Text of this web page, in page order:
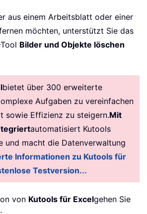
aus einem Arbeitsblatt oder einer
möchten, unterstützt Sie das
Bilder und Objekte löschen
bietet über 300 erweiterte
Aufgaben zu vereinfachen
sowie Effizienz zu steigern.Mit
automatisiert Kutools
und macht die Datenverwaltung
Informationen zu Kutools für
Testversion...
von Kutools für Excelgehen Sie